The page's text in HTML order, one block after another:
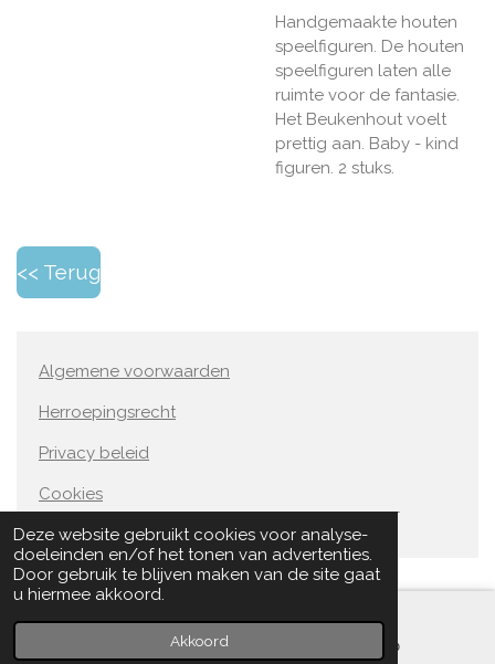
Deze website gebruikt cookies voor analyse-
doeleinden en/of het tonen van advertenties.
Door gebruik te blijven maken van de site gaat
u hiermee akkoord.
Akkoord
Handgemaakte houten
speelfiguren. De houten
speelfiguren laten alle
ruimte voor de fantasie.
Het Beukenhout voelt
prettig aan. Baby - kind
figuren. 2 stuks.
<< Terug
Algemene voorwaarden
Herroepingsrecht
Privacy beleid
Cookies
© Copyright 2013 ODOTOYS - GOUDvanHOUT
WhatsApp